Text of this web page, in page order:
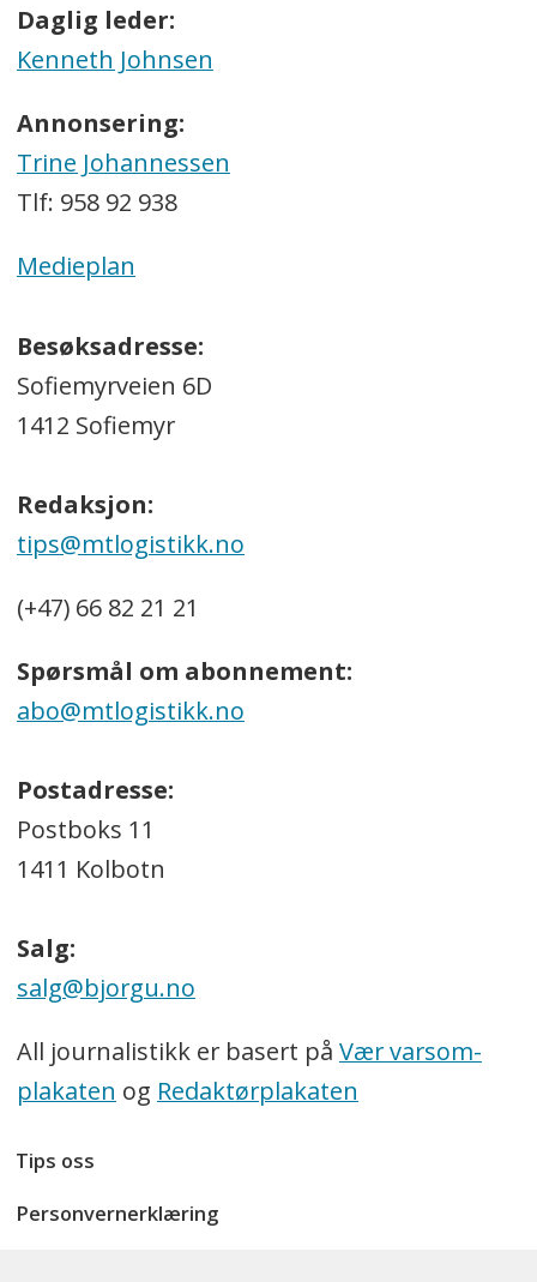
Daglig leder:
Kenneth Johnsen
Annonsering:
Trine Johannessen
Tlf: 958 92 938
Medieplan
Besøksadresse:
Sofiemyrveien 6D
1412 Sofiemyr
Redaksjon:
tips@mtlogistikk.no
(+47) 66 82 21 21
Spørsmål om abonnement:
abo@mtlogistikk.no
Postadresse:
Postboks 11
1411 Kolbotn
Salg:
salg@bjorgu.no
All journalistikk er basert på Vær varsom-
plakaten og Redaktørplakaten
Tips oss
Personvernerklæring